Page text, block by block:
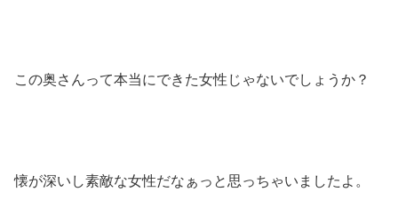
この奥さんって本当にできた女性じゃないでしょうか？
懐が深いし素敵な女性だなぁっと思っちゃいましたよ。